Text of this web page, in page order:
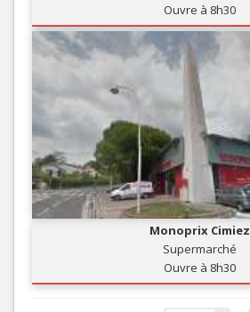
Ouvre à 8h30
Monoprix Cimiez
Supermarché
Ouvre à 8h30